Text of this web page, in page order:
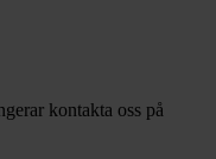
kontakta oss på